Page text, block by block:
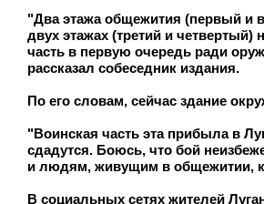
"Два этажа общежития (первый и
двух этажах (третий и
часть в первую очередь ради
рассказал собеседник издания.
По его словам, сейчас здание
"Воинская часть эта прибыла в
сдадутся. Боюсь, что бой
и людям, живущим в общежитии,
В социальных сетях жителей